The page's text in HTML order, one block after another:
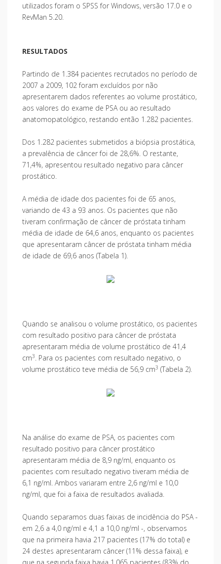
utilizados foram o SPSS for Windows, versão 17.0 e o
RevMan 5.20.
RESULTADOS
Partindo de 1.384 pacientes recrutados no período de
2007 a 2009, 102 foram excluídos por não
apresentarem dados referentes ao volume prostático,
aos valores do exame de PSA ou ao resultado
anatomopatológico, restando então 1.282 pacientes.
Dos 1.282 pacientes submetidos a biópsia prostática,
a prevalência de câncer foi de 28,6%. O restante,
71,4%, apresentou resultado negativo para câncer
prostático.
A média de idade dos pacientes foi de 65 anos,
variando de 43 a 93 anos. Os pacientes que não
tiveram confirmação de câncer de próstata tinham
média de idade de 64,6 anos, enquanto os pacientes
que apresentaram câncer de próstata tinham média
de idade de 69,6 anos (Tabela 1).
Quando se analisou o volume prostático, os pacientes
com resultado positivo para câncer de próstata
apresentaram média de volume prostático de 41,4
cm3. Para os pacientes com resultado negativo, o
volume prostático teve média de 56,9 cm3 (Tabela 2).
Na análise do exame de PSA, os pacientes com
resultado positivo para câncer prostático
apresentaram média de 8,9 ng/ml, enquanto os
pacientes com resultado negativo tiveram média de
6,1 ng/ml. Ambos variaram entre 2,6 ng/ml e 10,0
ng/ml, que foi a faixa de resultados avaliada.
Quando separamos duas faixas de incidência do PSA -
em 2,6 a 4,0 ng/ml e 4,1 a 10,0 ng/ml -, observamos
que na primeira havia 217 pacientes (17% do total) e
24 destes apresentaram câncer (11% dessa faixa), e